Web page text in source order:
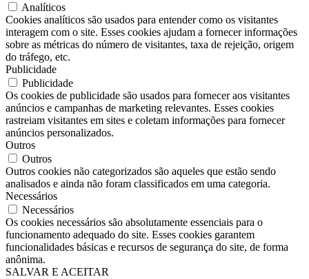
Analíticos
Cookies analíticos são usados ​​para entender como os visitantes
interagem com o site. Esses cookies ajudam a fornecer informações
sobre as métricas do número de visitantes, taxa de rejeição, origem
do tráfego, etc.
Publicidade
Publicidade
Os cookies de publicidade são usados ​​para fornecer aos visitantes
anúncios e campanhas de marketing relevantes. Esses cookies
rastreiam visitantes em sites e coletam informações para fornecer
anúncios personalizados.
Outros
Outros
Outros cookies não categorizados são aqueles que estão sendo
analisados ​​e ainda não foram classificados em uma categoria.
Necessários
Necessários
Os cookies necessários são absolutamente essenciais para o
funcionamento adequado do site. Esses cookies garantem
funcionalidades básicas e recursos de segurança do site, de forma
anônima.
SALVAR E ACEITAR